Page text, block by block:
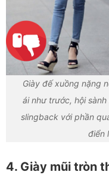
Giày đế xuồng nặng
ái như trước, hội
slingback với phần
điển
4. Giày mũi tròn